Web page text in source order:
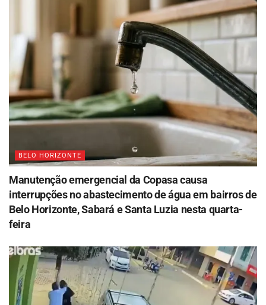
BELO HORIZONTE
Manutenção emergencial da Copasa causa
interrupções no abastecimento de água em bairros de
Belo Horizonte, Sabará e Santa Luzia nesta quarta-
feira